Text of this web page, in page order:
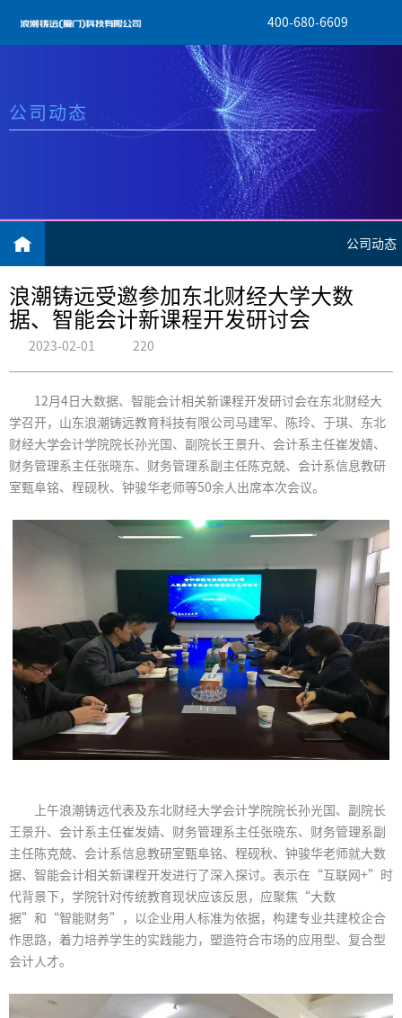
400-680-6609
公司动态
公司动态
浪潮铸远受邀参加东北财经大学大数
据、智能会计新课程开发研讨会
2023-02-01 220
12月4日大数据、智能会计相关新课程开发研讨会在东北财经大
学召开，山东浪潮铸远教育科技有限公司马建军、陈玲、于琪、东北
财经大学会计学院院长孙光国、副院长王景升、会计系主任崔发婧、
财务管理系主任张晓东、财务管理系副主任陈克兢、会计系信息教研
室甄阜铭、程砚秋、钟骏华老师等50余人出席本次会议。
上午浪潮铸远代表及东北财经大学会计学院院长孙光国、副院长
王景升、会计系主任崔发婧、财务管理系主任张晓东、财务管理系副
主任陈克兢、会计系信息教研室甄阜铭、程砚秋、钟骏华老师就大数
据、智能会计相关新课程开发进行了深入探讨。表示在“互联网+”时
代背景下，学院针对传统教育现状应该反思，应聚焦“大数
据”和“智能财务”，以企业用人标准为依据，构建专业共建校企合
作思路，着力培养学生的实践能力，塑造符合市场的应用型、复合型
会计人才。